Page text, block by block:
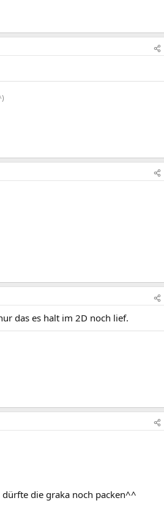
das es halt im 2D noch lief.
die graka noch packen^^